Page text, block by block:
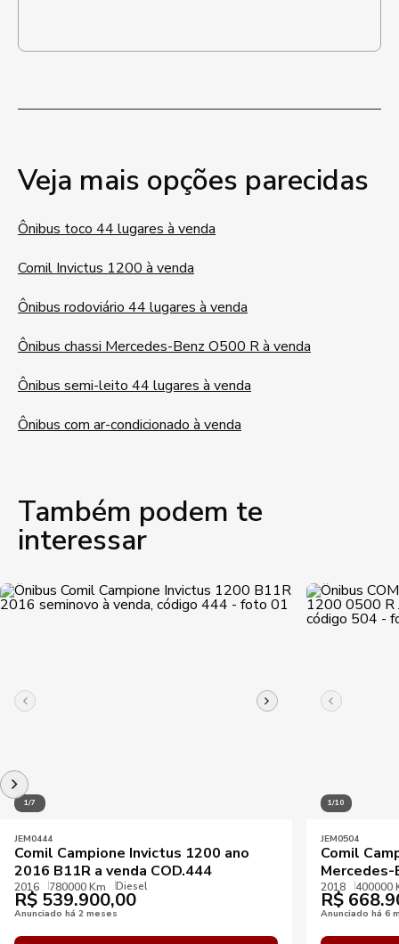
Veja mais opções parecidas
Ônibus toco 44 lugares à venda
Comil Invictus 1200 à venda
Ônibus rodoviário 44 lugares à venda
Ônibus chassi Mercedes-Benz O500 R à venda
Ônibus semi-leito 44 lugares à venda
Ônibus com ar-condicionado à venda
Também podem te
interessar
1/7
JEM0444
Comil Campione Invictus 1200 ano
2016 B11R a venda COD.444
2016 780000 Km Diesel
R$ 539.900,00
Anunciado há 2 meses
1/10
JEM0504
Comil
Mercedes-
2018 400000
R$
Anunciado há 6